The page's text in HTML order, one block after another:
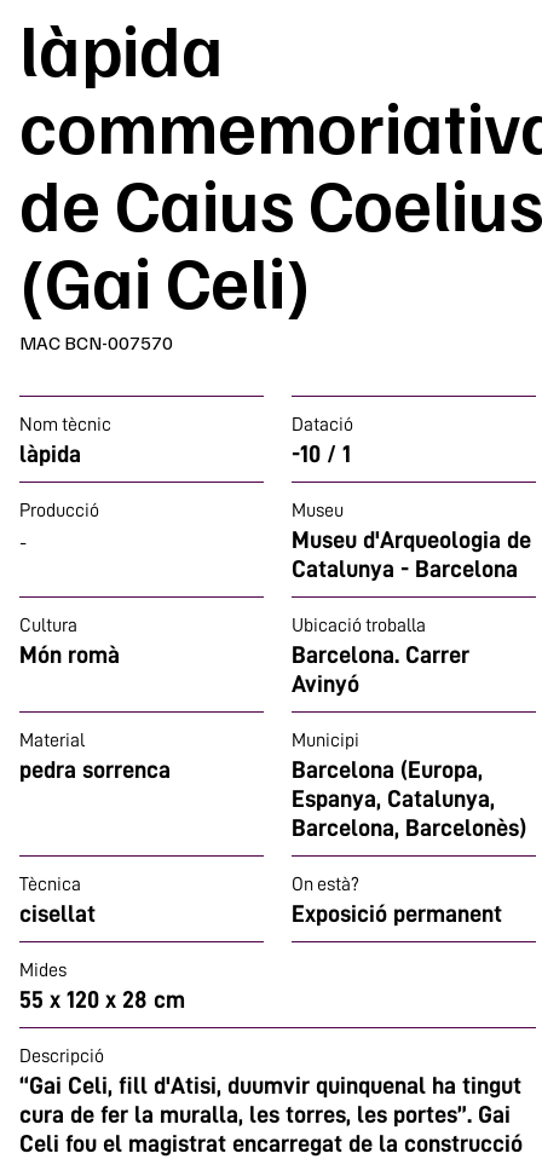
làpida
de Caius Coelius
(Gai Celi)
MAC BCN-007570
Nom tècnic
làpida
Datació
-10 / 1
Producció
-
Museu
Museu d'Arqueologia de
Catalunya - Barcelona
Cultura
Món romà
Ubicació troballa
Barcelona. Carrer
Avinyó
Material
pedra sorrenca
Municipi
Barcelona (Europa,
Espanya, Catalunya,
Barcelona, Barcelonès)
Tècnica
cisellat
On està?
Exposició permanent
Mides
55 x 120 x 28 cm
Descripció
“Gai Celi, fill d'Atisi, duumvir quinquenal ha tingut
cura de fer la muralla, les torres, les portes”. Gai
Celi fou el magistrat encarregat de la construcció